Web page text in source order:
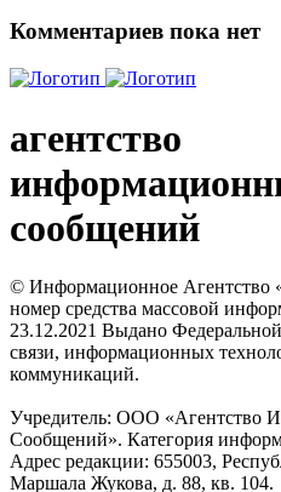
Комментариев пока нет
агентство
сообщений
© Информационное Агентство
номер средства массовой
23.12.2021 Выдано
связи, информационных
коммуникаций.
Учредитель: ООО «Агентство
Сообщений». Категория
Адрес редакции: 655003,
Маршала Жукова, д. 88, кв. 104.